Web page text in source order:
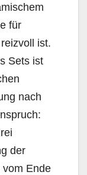
für
ist.
Sets ist
nach
der
vom Ende